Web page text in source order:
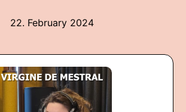
22. February 2024